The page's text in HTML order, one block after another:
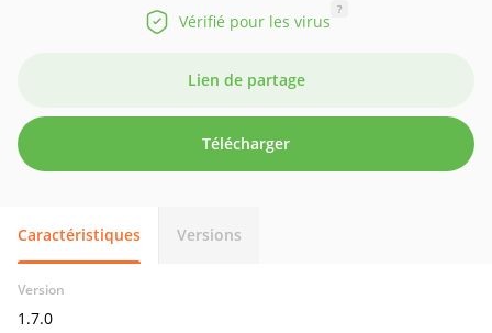
Vérifié pour les virus
?
Lien de partage
Télécharger
Caractéristiques Versions
Version
1.7.0